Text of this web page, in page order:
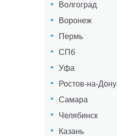
Волгоград
Воронеж
Пермь
СПб
Уфа
Ростов-на-Дону
Самара
Челябинск
Казань